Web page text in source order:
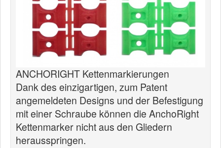
Kataloge bestellen
Händler
MyLindemann
Jobs
Segeltuch
ANCHORIGHT Kettenmarkierungen
Dank des einzigartigen, zum Patent
angemeldeten Designs und der Befestigung
mit einer Schraube können die AnchoRight
Kettenmarker nicht aus den Gliedern
herausspringen.